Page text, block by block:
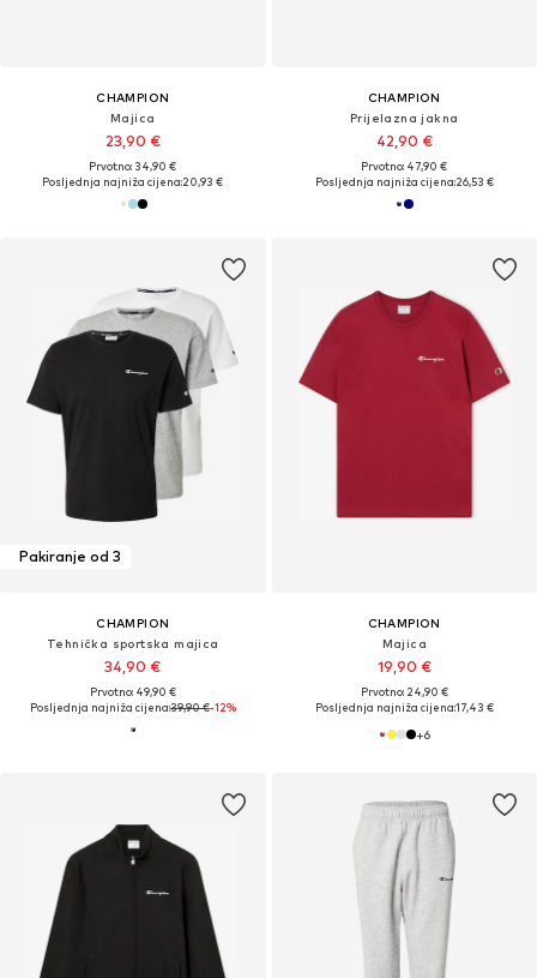
CHAMPION
Majica
23,90 €
Prvotno: 34,90 €
Posljednja najniža cijena:20,93 €
CHAMPION
Prijelazna jakna
42,90 €
Prvotno: 47,90 €
Posljednja najniža cijena:26,53 €
Pakiranje od 3
CHAMPION
Tehnička sportska majica
34,90 €
Prvotno: 49,90 €
Posljednja najniža cijena:39,90 €-12%
CHAMPION
Majica
19,90 €
Prvotno: 24,90 €
Posljednja najniža cijena:17,43 €
+6